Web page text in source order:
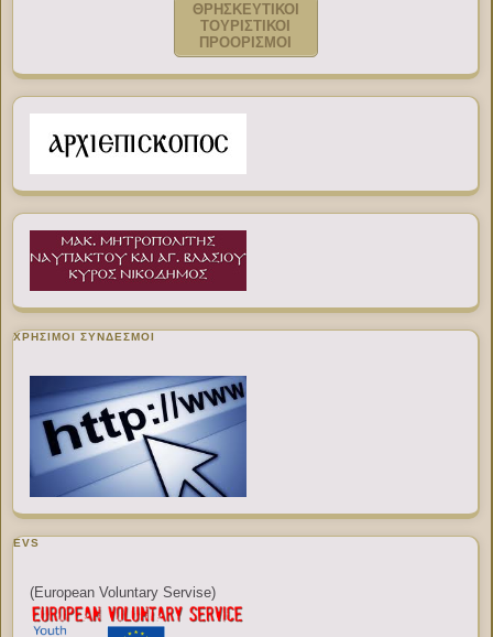
ΘΡΗΣΚΕΥΤΙΚΟΙ
ΤΟΥΡΙΣΤΙΚΟΙ
ΠΡΟΟΡΙΣΜΟΙ
ΧΡΉΣΙΜΟΙ ΣΎΝΔΕΣΜΟΙ
EVS
(European Voluntary Servise)